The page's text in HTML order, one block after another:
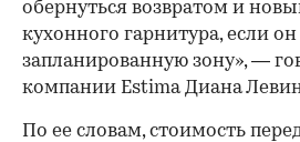
обернуться возвратом и
кухонного гарнитура, если
запланированную зону», —
компании Estima Диана
По ее словам, стоимость